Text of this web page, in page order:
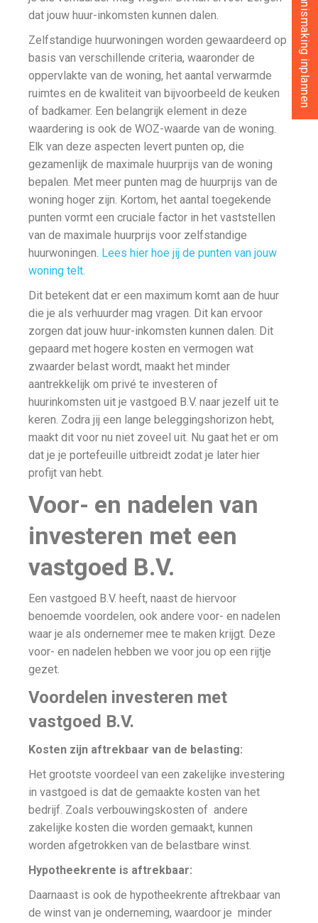
dat jouw huur-inkomsten kunnen dalen.
Zelfstandige huurwoningen worden gewaardeerd op
basis van verschillende criteria, waaronder de
oppervlakte van de woning, het aantal verwarmde
ruimtes en de kwaliteit van bijvoorbeeld de keuken
of badkamer. Een belangrijk element in deze
waardering is ook de WOZ-waarde van de woning.
Elk van deze aspecten levert punten op, die
gezamenlijk de maximale huurprijs van de woning
bepalen. Met meer punten mag de huurprijs van de
woning hoger zijn. Kortom, het aantal toegekende
punten vormt een cruciale factor in het vaststellen
van de maximale huurprijs voor zelfstandige
huurwoningen. Lees hier hoe jij de punten van jouw
woning telt.
Dit betekent dat er een maximum komt aan de huur
die je als verhuurder mag vragen. Dit kan ervoor
zorgen dat jouw huur-inkomsten kunnen dalen. Dit
gepaard met hogere kosten en vermogen wat
zwaarder belast wordt, maakt het minder
aantrekkelijk om privé te investeren of
huurinkomsten uit je vastgoed B.V. naar jezelf uit te
keren. Zodra jij een lange beleggingshorizon hebt,
maakt dit voor nu niet zoveel uit. Nu gaat het er om
dat je je portefeuille uitbreidt zodat je later hier
profijt van hebt.
Voor- en nadelen van
investeren met een
vastgoed B.V.
Een vastgoed B.V. heeft, naast de hiervoor
benoemde voordelen, ook andere voor- en nadelen
waar je als ondernemer mee te maken krijgt. Deze
voor- en nadelen hebben we voor jou op een rijtje
gezet.
Voordelen investeren met
vastgoed B.V.
Kosten zijn aftrekbaar van de belasting:
Het grootste voordeel van een zakelijke investering
in vastgoed is dat de gemaakte kosten van het
bedrijf. Zoals verbouwingskosten of andere
zakelijke kosten die worden gemaakt, kunnen
worden afgetrokken van de belastbare winst.
Hypotheekrente is aftrekbaar:
Daarnaast is ook de hypotheekrente aftrekbaar van
de winst van je onderneming, waardoor je minder